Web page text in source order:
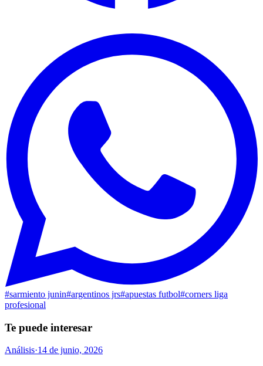
#sarmiento junin#argentinos jrs#apuestas futbol#corners liga
profesional
Te puede interesar
Análisis·14 de junio, 2026